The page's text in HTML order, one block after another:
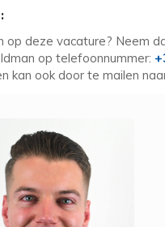
op deze vacature? Neem
op telefoonnummer:
kan ook door te mailen